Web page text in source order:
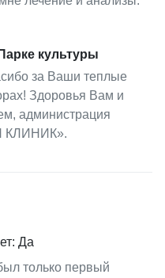
культуры
за Ваши теплые
Здоровья Вам и
администрация
КЛИНИК».
Да
только первый